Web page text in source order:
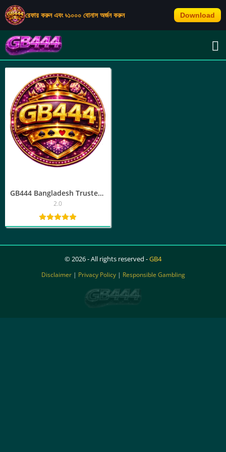
রেফার করুন এবং ৳১০০০ বোনাস অর্জন করুন Download
জিবি৪৪৪ লগইন
GB444 Bangladesh Trusted Platform | অ্যাপ ডাউনলোড, জিবি৪৪৪ লগইন
2.0
© 2026 - All rights reserved -GB4
Disclaimer| Privacy Policy| Responsible Gambling